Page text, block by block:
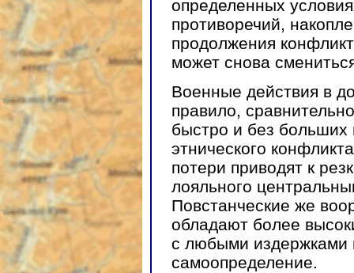
определенных
противоречий,
продолжения
может снова
Военные действия в
правило,
быстро и без больших
этнического
потери приводят к
лояльного
Повстанческие же
обладают более
с любыми издержками
самоопределение.